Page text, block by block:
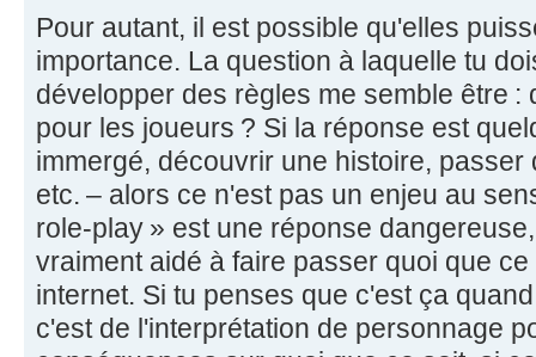
Pour autant, il est possible qu'elles
importance. La question à laquelle tu
développer des règles me semble être :
pour les joueurs ? Si la réponse est
immergé, découvrir une histoire, passer
etc. – alors ce n'est pas un enjeu au
role-play » est une réponse
vraiment aidé à faire passer quoi que
internet. Si tu penses que c'est ça
c'est de l'interprétation de personnage